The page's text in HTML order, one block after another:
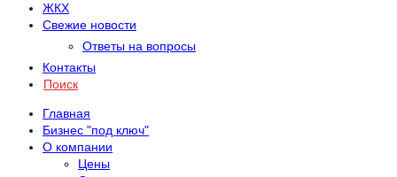
ЖКХ
Свежие новости
Ответы на вопросы
Контакты
Поиск
Главная
Бизнес "под ключ"
О компании
Цены